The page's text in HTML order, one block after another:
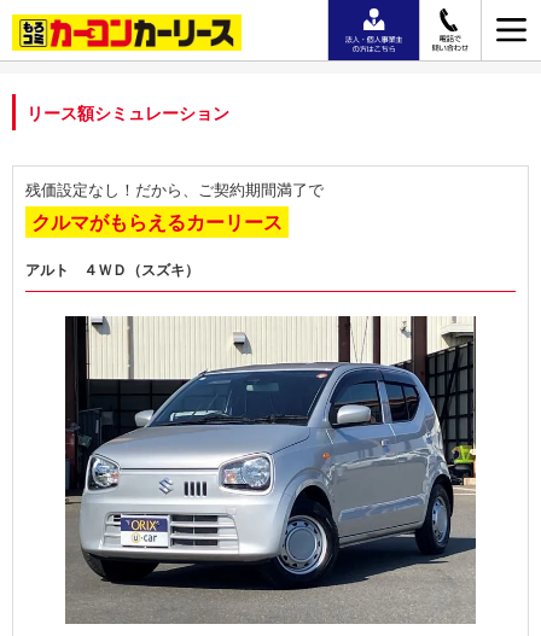
リース額シミュレーション
残価設定なし！だから、ご契約期間満了で
クルマがもらえるカーリース
アルト ４ＷＤ（スズキ）